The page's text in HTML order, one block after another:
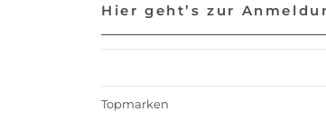
Hier geht’s zur
Topmarken